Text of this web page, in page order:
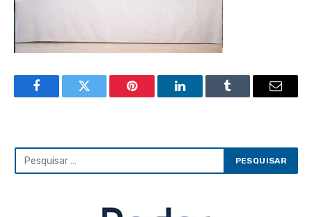
FacebookTwitter Pinterest LinkedInTumblr Email